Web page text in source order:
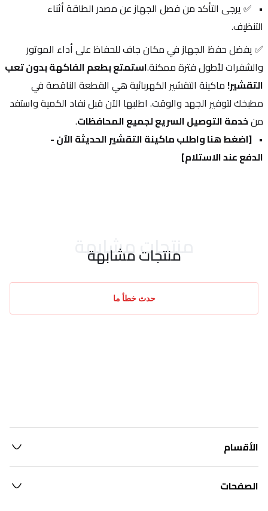
التنظيف.
✅ يفضل حفظ الجهاز في مكان جاف للحفاظ على أداء الموتور
والشفرات لأطول فترة ممكنة.
التقشير!
من خدمة التوصيل السريع لجميع المحافظات.
الدفع عند الاستلام]
منتجات مشابهة
منتجات مشابهة
حدث خطأ ما
الأقسام
الصفحات